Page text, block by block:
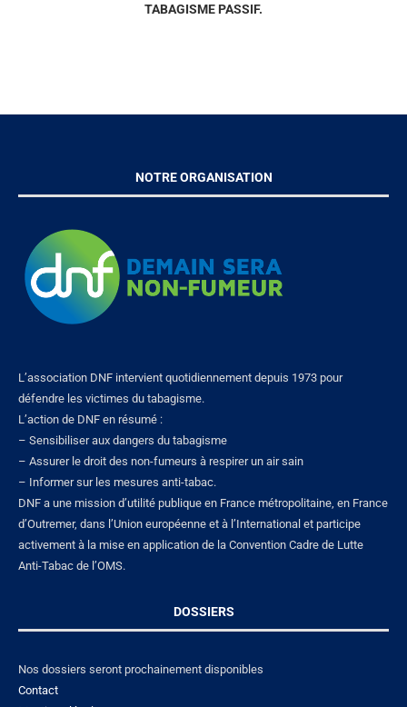
TABAGISME PASSIF.
NOTRE ORGANISATION
L’association DNF intervient quotidiennement depuis 1973 pour
défendre les victimes du tabagisme.
L’action de DNF en résumé :
– Sensibiliser aux dangers du tabagisme
– Assurer le droit des non-fumeurs à respirer un air sain
– Informer sur les mesures anti-tabac.
DNF a une mission d’utilité publique en France métropolitaine, en France
d’Outremer, dans l’Union européenne et à l’International et participe
activement à la mise en application de la Convention Cadre de Lutte
Anti-Tabac de l’OMS.
DOSSIERS
Nos dossiers seront prochainement disponibles
Contact